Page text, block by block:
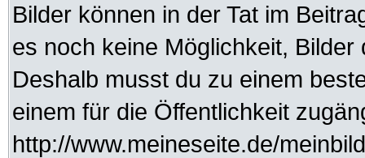
Bilder können in der Tat im
es noch keine Möglichkeit,
Deshalb musst du zu einem
einem für die Öffentlichkeit
http://www.meineseite.de/